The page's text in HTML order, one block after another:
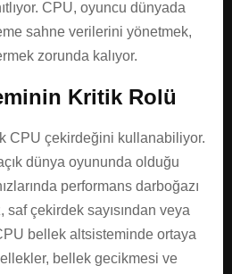
CPU, oyuncu dünyada
sahne verilerini yönetmek,
zorunda kalıyor.
Kritik Rolü
CPU çekirdeğini kullanabiliyor.
dünya oyununda olduğu
performans darboğazı
çekirdek sayısından veya
bellek altsisteminde ortaya
bellek gecikmesi ve